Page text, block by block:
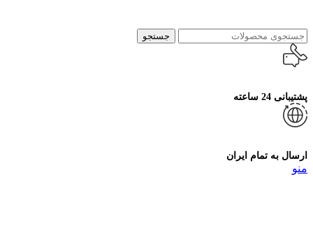
جستجو
پشتیبانی 24 ساعته
ارسال به تمام ایران
منو